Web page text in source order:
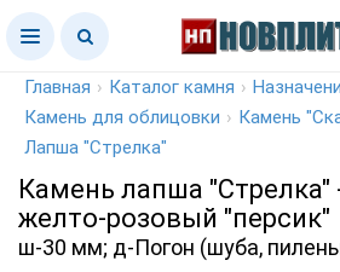
Главная › Каталог камня ›
Камень для облицовки › Камень
Лапша "Стрелка"
Камень лапша
желто-розовый "персик"
ш-30 мм; д-Погон (шуба,